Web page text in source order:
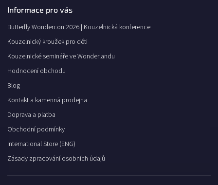
Informace pro vás
Butterfly Wondercon 2026 | Kouzelnická konference
Kouzelnický kroužek pro děti
Kouzelnické semináře ve Wonderlandu
Hodnocení obchodu
Blog
Kontakt a kamenná prodejna
Doprava a platba
Obchodní podmínky
International Store (ENG)
Zásady zpracování osobních údajů